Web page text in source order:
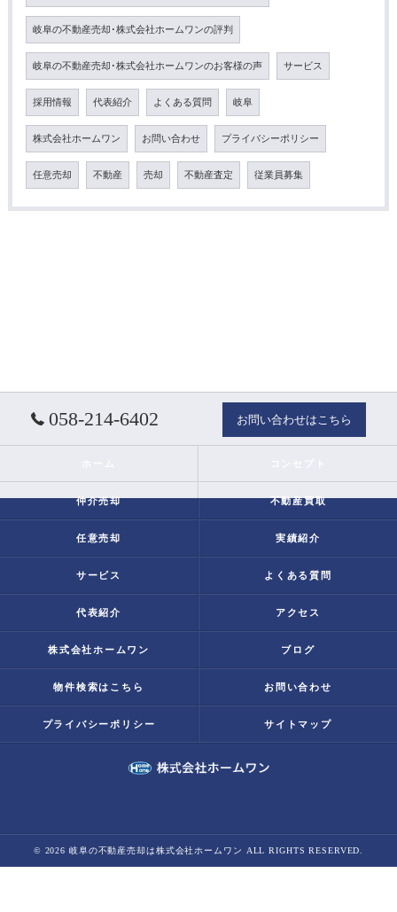
岐阜の不動産売却･株式会社ホームワンの評判
岐阜の不動産売却･株式会社ホームワンのお客様の声 サービス
採用情報 代表紹介 よくある質問 岐阜
株式会社ホームワン お問い合わせ プライバシーポリシー
任意売却 不動産 売却 不動産査定 従業員募集
058-214-6402 お問い合わせはこちら
仲介売却 不動産買取
任意売却 実績紹介
サービス よくある質問
代表紹介 アクセス
株式会社ホームワン ブログ
物件検索はこちら お問い合わせ
プライバシーポリシー サイトマップ
© 2026 岐阜の不動産売却は株式会社ホームワン ALL RIGHTS RESERVED.